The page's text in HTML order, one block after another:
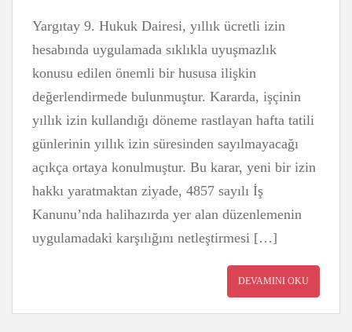
Yargıtay 9. Hukuk Dairesi, yıllık ücretli izin
hesabında uygulamada sıklıkla uyuşmazlık
konusu edilen önemli bir hususa ilişkin
değerlendirmede bulunmuştur. Kararda, işçinin
yıllık izin kullandığı döneme rastlayan hafta tatili
günlerinin yıllık izin süresinden sayılmayacağı
açıkça ortaya konulmuştur. Bu karar, yeni bir izin
hakkı yaratmaktan ziyade, 4857 sayılı İş
Kanunu’nda halihazırda yer alan düzenlemenin
uygulamadaki karşılığını netleştirmesi […]
DEVAMINI OKU